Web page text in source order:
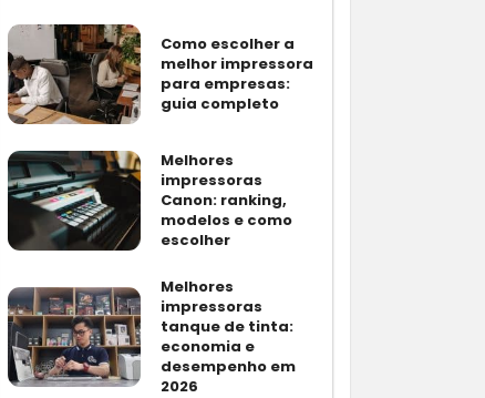
Como escolher a
melhor impressora
para empresas:
guia completo
Melhores
impressoras
Canon: ranking,
modelos e como
escolher
Melhores
impressoras
tanque de tinta:
economia e
desempenho em
2026